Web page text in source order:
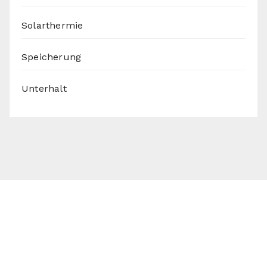
Solarthermie
Speicherung
Unterhalt